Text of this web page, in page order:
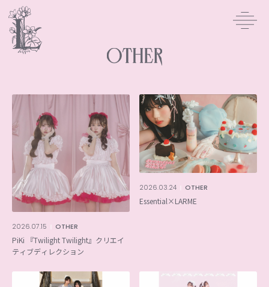
2026.07.15 OTHER
PiKi 『Twilight Twilight』クリエイ
ティブディレクション
2026.03.24 OTHER
Essential×LARME